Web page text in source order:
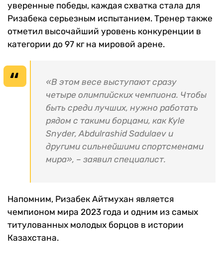
уверенные победы, каждая схватка стала для
Ризабека серьезным испытанием. Тренер также
отметил высочайший уровень конкуренции в
категории до 97 кг на мировой арене.
«В этом весе выступают сразу
четыре олимпийских чемпиона. Чтобы
быть среди лучших, нужно работать
рядом с такими борцами, как Kyle
Snyder, Abdulrashid Sadulaev и
другими сильнейшими спортсменами
мира», – заявил специалист.
Напомним, Ризабек Айтмухан является
чемпионом мира 2023 года и одним из самых
титулованных молодых борцов в истории
Казахстана.